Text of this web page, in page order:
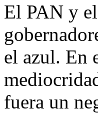
El PAN y
el azul. En
fuera un